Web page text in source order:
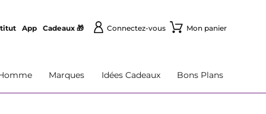
App Cadeaux 🎁 Connectez-vous Mon panier
Marques Idées Cadeaux Bons Plans